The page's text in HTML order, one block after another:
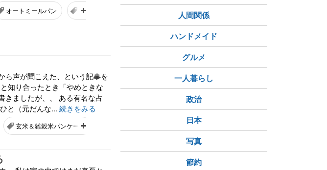
オートミールパン シウマイ
ら声が聞こえた、という記事を
知り合ったとき「やめときな
きましたが、、 ある有名な占
と（元だんな... 続きをみる
玄米＆雑穀米パンケーキ
人間関係
ハンドメイド
グルメ
一人暮らし
政治
日本
写真
節約